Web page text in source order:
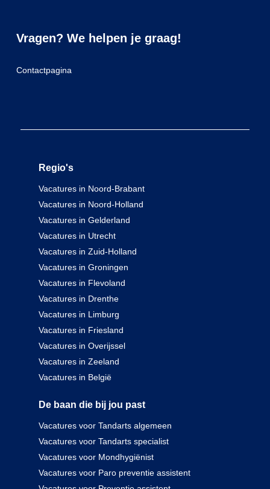
Vragen? We helpen je graag!
Contactpagina
Regio's
Vacatures in Noord-Brabant
Vacatures in Noord-Holland
Vacatures in Gelderland
Vacatures in Utrecht
Vacatures in Zuid-Holland
Vacatures in Groningen
Vacatures in Flevoland
Vacatures in Drenthe
Vacatures in Limburg
Vacatures in Friesland
Vacatures in Overijssel
Vacatures in Zeeland
Vacatures in België
De baan die bij jou past
Vacatures voor Tandarts algemeen
Vacatures voor Tandarts specialist
Vacatures voor Mondhygiënist
Vacatures voor Paro preventie assistent